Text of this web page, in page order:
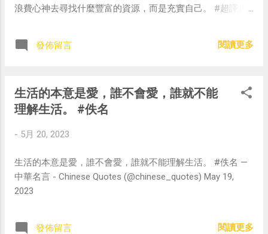
浪費心神去尋找什麼豐富的資源，而是充實自己。 #超譯尼
20, 2023
發佈留言 閱讀更多
生活的本意是愛，誰不會愛，誰就不能
理解生活。 #佚名
- 5月 20, 2023
生活的本意是愛，誰不會愛，誰就不能理解生活。 #佚名 —
中華名言 - Chinese Quotes (@chinese_quotes) May 19,
2023
發佈留言 閱讀更多